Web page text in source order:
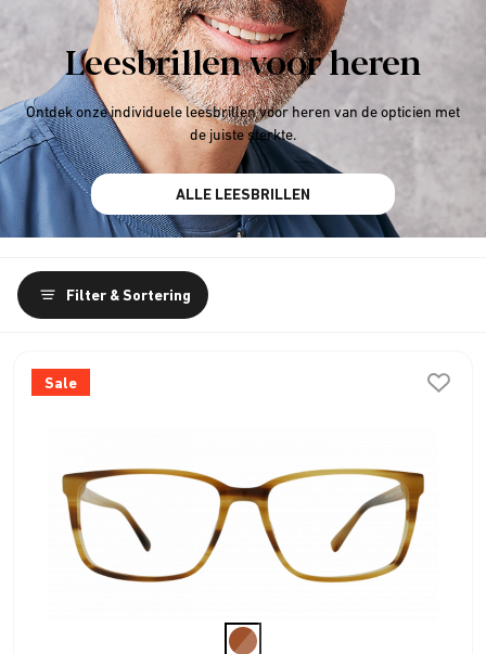
Leesbrillen voor heren
Ontdek onze individuele leesbrillen voor heren van de opticien met
de juiste sterkte.
ALLE LEESBRILLEN
Filter & Sortering
Sale